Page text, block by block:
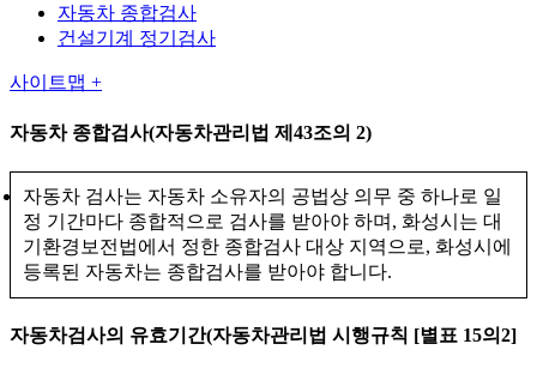
자동차 종합검사
건설기계 정기검사
사이트맵 +
자동차 종합검사(자동차관리법 제43조의 2)
자동차 검사는 자동차 소유자의 공법상 의무 중 하나로 일
정 기간마다 종합적으로 검사를 받아야 하며, 화성시는 대
기환경보전법에서 정한 종합검사 대상 지역으로, 화성시에
등록된 자동차는 종합검사를 받아야 합니다.
자동차검사의 유효기간(자동차관리법 시행규칙 [별표 15의2]